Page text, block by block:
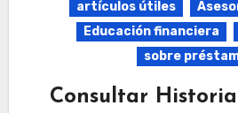
artículos útiles
Educación financiera
sobre
Consultar